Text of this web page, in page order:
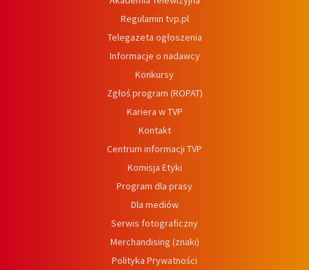
Regulamin tvp.pl
Telegazeta ogłoszenia
Informacje o nadawcy
Konkursy
Zgłoś program (ROPAT)
Kariera w TVP
Kontakt
Centrum informacji TVP
Komisja Etyki
Program dla prasy
Dla mediów
Serwis fotograficzny
Merchandising (znaki)
Polityka Prywatności